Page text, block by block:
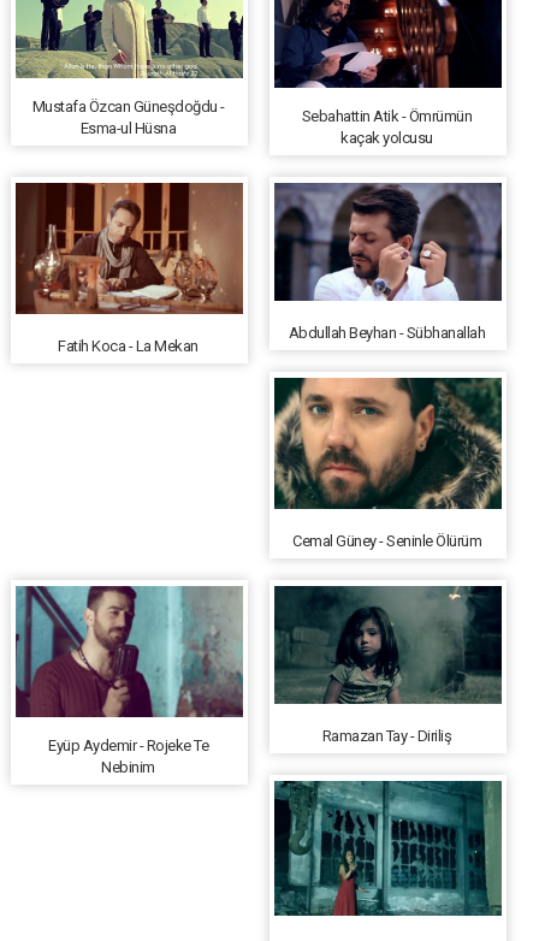
Mustafa Özcan Güneşdoğdu -
Esma-ul Hüsna
Sebahattin Atik - Ömrümün
kaçak yolcusu
Fatih Koca - La Mekan
Abdullah Beyhan - Sübhanallah
Cemal Güney - Seninle Ölürüm
Eyüp Aydemir - Rojeke Te
Nebinim
Ramazan Tay - Diriliş